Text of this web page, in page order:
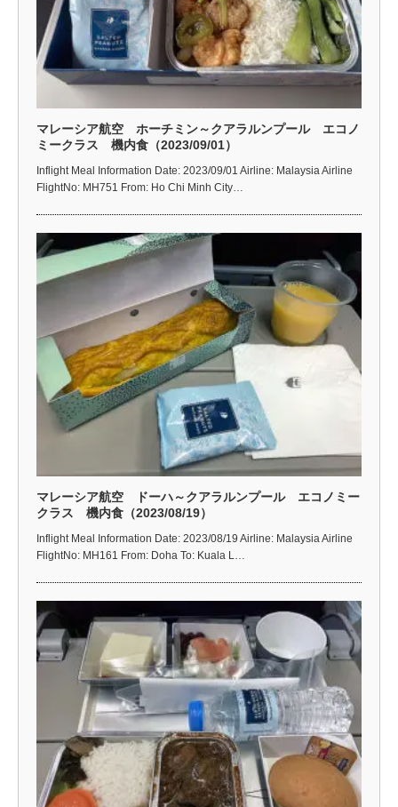
マレーシア航空 ホーチミン～クアラルンプール エコノ
ミークラス 機内食（2023/09/01）
Inflight Meal Information Date: 2023/09/01 Airline: Malaysia Airline
FlightNo: MH751 From: Ho Chi Minh City…
マレーシア航空 ドーハ～クアラルンプール エコノミー
クラス 機内食（2023/08/19）
Inflight Meal Information Date: 2023/08/19 Airline: Malaysia Airline
FlightNo: MH161 From: Doha To: Kuala L…